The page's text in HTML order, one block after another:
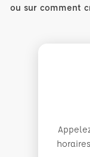
ou sur comment